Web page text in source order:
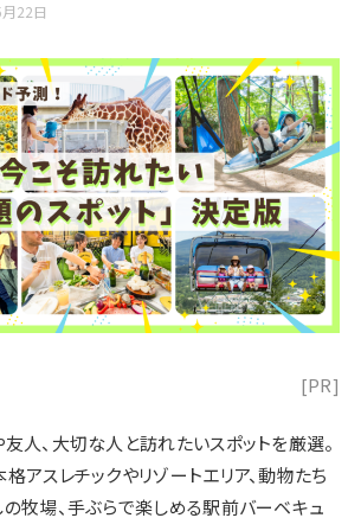
22日
[PR]
人、大切な人と訪れたいスポットを厳選。
アスレチックやリゾートエリア、動物たち
牧場、手ぶらで楽しめる駅前バーベキュ